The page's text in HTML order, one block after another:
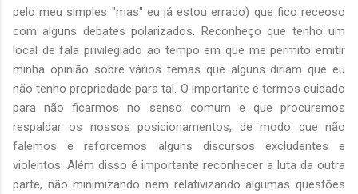
pelo meu simples "mas" eu já estou errado) que fico receoso
com alguns debates polarizados. Reconheço que tenho um
local de fala privilegiado ao tempo em que me permito emitir
minha opinião sobre vários temas que alguns diriam que eu
não tenho propriedade para tal. O importante é termos cuidado
para não ficarmos no senso comum e que procuremos
respaldar os nossos posicionamentos, de modo que não
falemos e reforcemos alguns discursos excludentes e
violentos. Além disso é importante reconhecer a luta da outra
parte, não minimizando nem relativizando algumas questões